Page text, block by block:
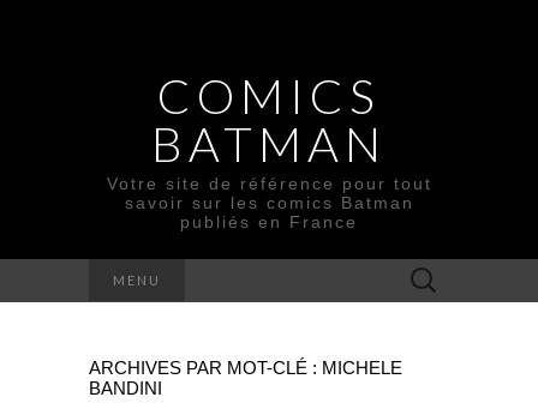
COMICS
BATMAN
Votre site de référence pour tout
savoir sur les comics Batman
publiés en France
MENU Rechercher :
ARCHIVES PAR MOT-CLÉ : MICHELE
BANDINI